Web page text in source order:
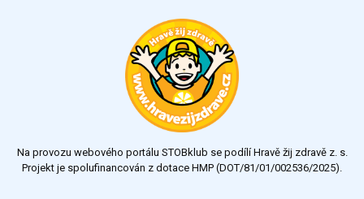
Na provozu webového portálu STOBklub se podílí Hravě žij zdravě z. s.
Projekt je spolufinancován z dotace HMP (DOT/81/01/002536/2025).